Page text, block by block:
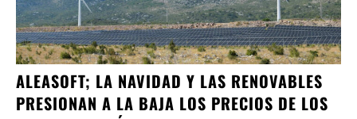
ALEASOFT; LA NAVIDAD Y LAS RENOVABLES
PRESIONAN A LA BAJA LOS PRECIOS DE LOS